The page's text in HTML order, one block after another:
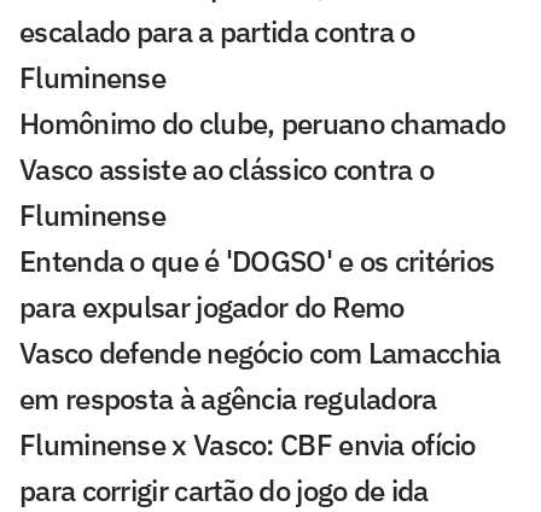
escalado para a partida contra o
Fluminense
Homônimo do clube, peruano chamado
Vasco assiste ao clássico contra o
Fluminense
Entenda o que é 'DOGSO' e os critérios
para expulsar jogador do Remo
Vasco defende negócio com Lamacchia
em resposta à agência reguladora
Fluminense x Vasco: CBF envia ofício
para corrigir cartão do jogo de ida